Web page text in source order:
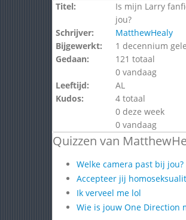
Titel:
Is mijn Larry
jou?
Schrijver:
MatthewHealy
Bijgewerkt:
1 decennium
Gedaan:
121 totaal
0 vandaag
Leeftijd:
AL
Kudos:
4 totaal
0 deze week
0 vandaag
Quizzen van
Welke camera past bij jou?
Accepteer jij
Ik verveel me lol
Wie is jouw One Direction